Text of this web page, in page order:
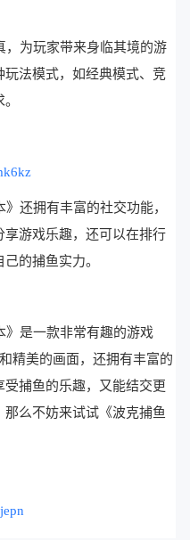
为玩家带来身临其境的游
法模式，如经典模式、竞
还拥有丰富的社交功能，
游戏乐趣，还可以在排行
的捕鱼实力。
是一款非常有趣的游戏
精美的画面，还拥有丰富的
捕鱼的乐趣，又能结交更
么不妨来试试《波克捕鱼